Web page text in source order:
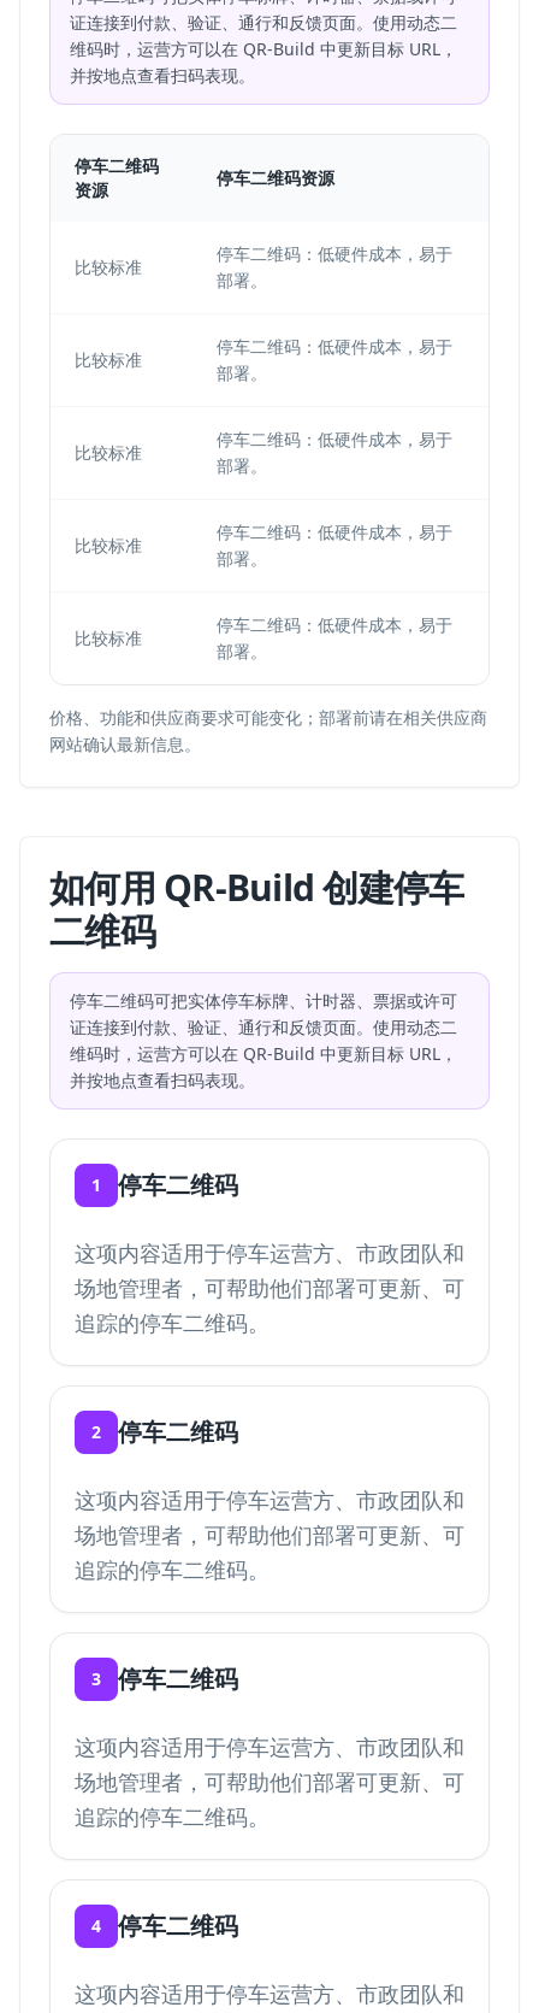
证连接到付款、验证、通行和反馈页面。使用动态二
维码时，运营方可以在 QR-Build 中更新目标 URL，
并按地点查看扫码表现。
停车二维码
资源
停车二维码资源
比较标准
停车二维码：低硬件成本，易于
部署。
比较标准
停车二维码：低硬件成本，易于
部署。
比较标准
停车二维码：低硬件成本，易于
部署。
比较标准
停车二维码：低硬件成本，易于
部署。
比较标准
停车二维码：低硬件成本，易于
部署。
价格、功能和供应商要求可能变化；部署前请在相关供应商
网站确认最新信息。
如何用 QR-Build 创建停车
二维码
停车二维码可把实体停车标牌、计时器、票据或许可
证连接到付款、验证、通行和反馈页面。使用动态二
维码时，运营方可以在 QR-Build 中更新目标 URL，
并按地点查看扫码表现。
1 停车二维码
这项内容适用于停车运营方、市政团队和
场地管理者，可帮助他们部署可更新、可
追踪的停车二维码。
2 停车二维码
这项内容适用于停车运营方、市政团队和
场地管理者，可帮助他们部署可更新、可
追踪的停车二维码。
3 停车二维码
这项内容适用于停车运营方、市政团队和
场地管理者，可帮助他们部署可更新、可
追踪的停车二维码。
4 停车二维码
这项内容适用于停车运营方、市政团队和